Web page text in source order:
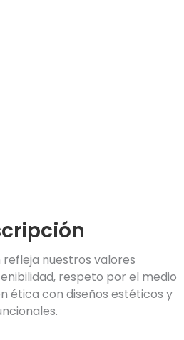
nuestros valores
respeto por el medio
ética con diseños estéticos y